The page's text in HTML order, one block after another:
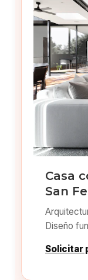
Casa
San
Diseño
Solicitar